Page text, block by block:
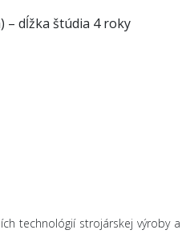
– dĺžka štúdia 4 roky
strojárskej výroby a